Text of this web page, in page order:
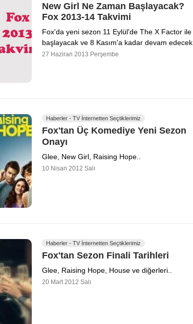
New Girl Ne Zaman Başlayacak?
Fox 2013-14 Takvimi
Fox'da yeni sezon 11 Eylül'de The X Factor ile
başlayacak ve 8 Kasım'a kadar devam edecek.
27 Haziran 2013 Perşembe
Haberler - TV İnternetten Seçtiklerimiz
Fox'tan Üç Komediye Yeni Sezon
Onayı
Glee, New Girl, Raising Hope..
10 Nisan 2012 Salı
Haberler - TV İnternetten Seçtiklerimiz
Fox'tan Sezon Finali Tarihleri
Glee, Raising Hope, House ve diğerleri..
20 Mart 2012 Salı